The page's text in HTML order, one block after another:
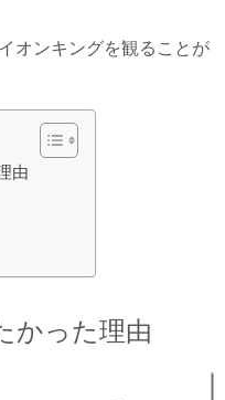
オンキングを観ることが
由
かった理由